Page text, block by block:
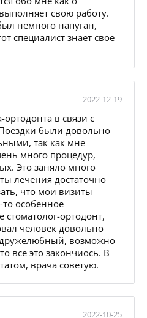
свою работу.
немного напуган,
специалист знает свое
2022-12-19
ортодонта в связи с
были довольно
так как мне
много процедур,
Это заняло много
лечения достаточно
что мои визиты
особенное
стоматолог-ортодонт,
человек довольно
возможно
все это закончиось. В
врача советую.
2022-10-25